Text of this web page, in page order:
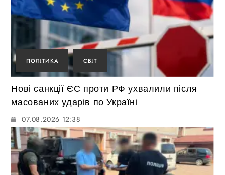
ПОЛІТИКА СВІТ
Нові санкції ЄС проти РФ ухвалили після
масованих ударів по Україні
07.08.2026 12:38